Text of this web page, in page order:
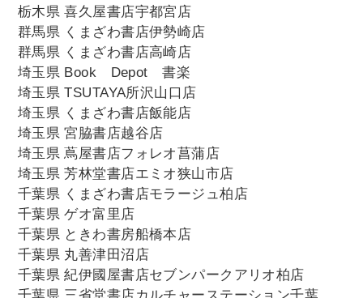
栃木県 喜久屋書店宇都宮店
群馬県 くまざわ書店伊勢崎店
群馬県 くまざわ書店高崎店
埼玉県 Book Depot 書楽
埼玉県 TSUTAYA所沢山口店
埼玉県 くまざわ書店飯能店
埼玉県 宮脇書店越谷店
埼玉県 蔦屋書店フォレオ菖蒲店
埼玉県 芳林堂書店エミオ狭山市店
千葉県 くまざわ書店モラージュ柏店
千葉県 ゲオ富里店
千葉県 ときわ書房船橋本店
千葉県 丸善津田沼店
千葉県 紀伊國屋書店セブンパークアリオ柏店
千葉県 三省堂書店カルチャーステーション千葉